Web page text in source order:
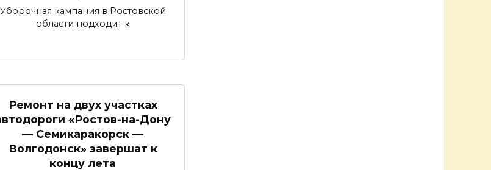
Уборочная кампания в Ростовской
области подходит к
Ремонт на двух участках
«Ростов-на-Дону
— Семикаракорск —
Волгодонск» завершат к
концу лета